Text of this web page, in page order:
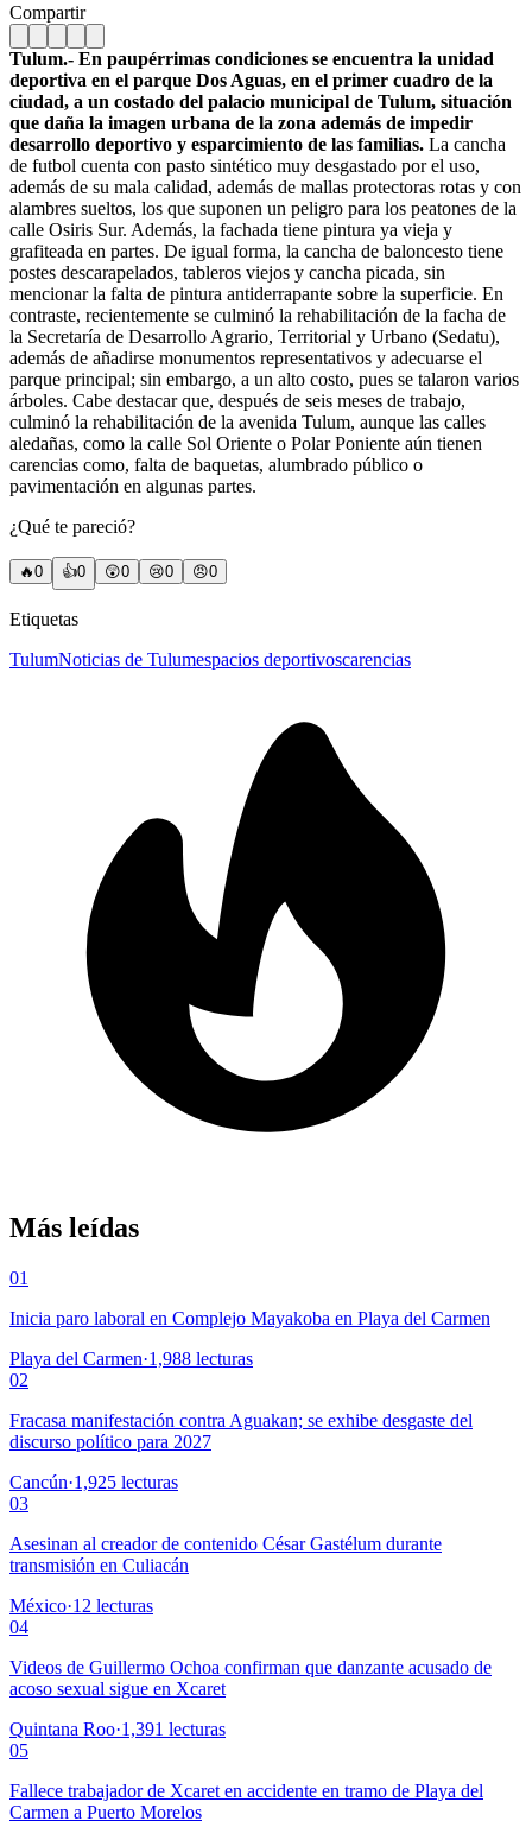
Compartir
Tulum.- En paupérrimas condiciones se encuentra la unidad
deportiva en el parque Dos Aguas, en el primer cuadro de la
ciudad, a un costado del palacio municipal de Tulum, situación
que daña la imagen urbana de la zona además de impedir
desarrollo deportivo y esparcimiento de las familias. La cancha
de futbol cuenta con pasto sintético muy desgastado por el uso,
además de su mala calidad, además de mallas protectoras rotas y con
alambres sueltos, los que suponen un peligro para los peatones de la
calle Osiris Sur. Además, la fachada tiene pintura ya vieja y
grafiteada en partes. De igual forma, la cancha de baloncesto tiene
postes descarapelados, tableros viejos y cancha picada, sin
mencionar la falta de pintura antiderrapante sobre la superficie. En
contraste, recientemente se culminó la rehabilitación de la facha de
la Secretaría de Desarrollo Agrario, Territorial y Urbano (Sedatu),
además de añadirse monumentos representativos y adecuarse el
parque principal; sin embargo, a un alto costo, pues se talaron varios
árboles. Cabe destacar que, después de seis meses de trabajo,
culminó la rehabilitación de la avenida Tulum, aunque las calles
aledañas, como la calle Sol Oriente o Polar Poniente aún tienen
carencias como, falta de baquetas, alumbrado público o
pavimentación en algunas partes.
¿Qué te pareció?
🔥0 👍0 😲0 😢0 😠0
Etiquetas
TulumNoticias de Tulumespacios deportivoscarencias
Más leídas
01
Inicia paro laboral en Complejo Mayakoba en Playa del Carmen
Playa del Carmen·1,988 lecturas
02
Fracasa manifestación contra Aguakan; se exhibe desgaste del
discurso político para 2027
Cancún·1,925 lecturas
03
Asesinan al creador de contenido César Gastélum durante
transmisión en Culiacán
México·12 lecturas
04
Videos de Guillermo Ochoa confirman que danzante acusado de
acoso sexual sigue en Xcaret
Quintana Roo·1,391 lecturas
05
Fallece trabajador de Xcaret en accidente en tramo de Playa del
Carmen a Puerto Morelos